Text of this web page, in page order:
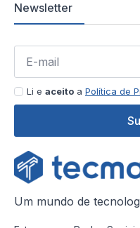
Newsletter
Li e aceito a Política de
Um mundo de